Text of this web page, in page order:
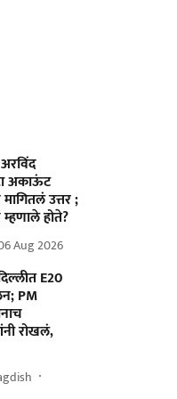
अकाऊंट
उत्तर ;
म्हणाले होते?
Aug 2026
E20
PM
रोखलं,